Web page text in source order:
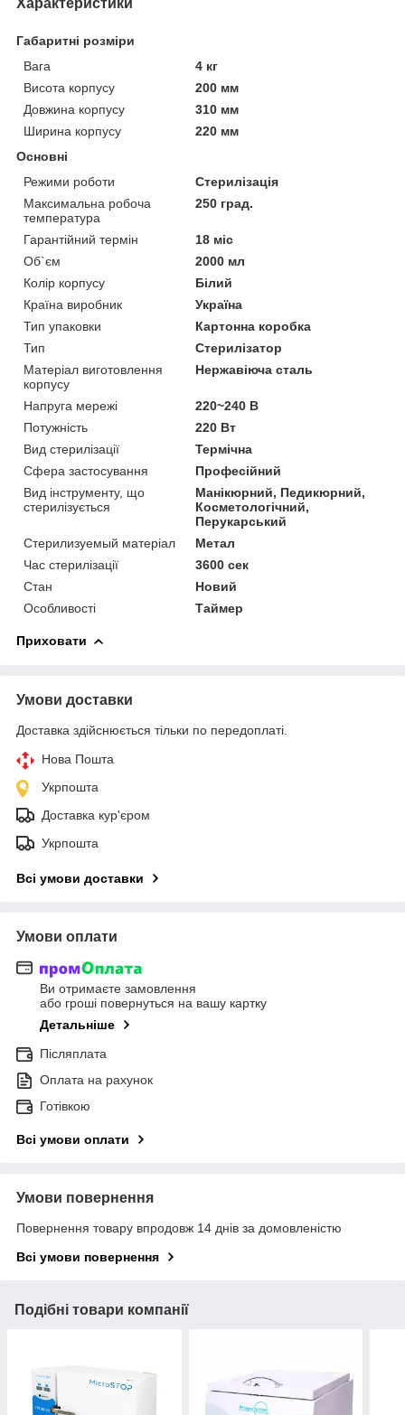
Габаритні розміри
Вага
4 кг
Висота корпусу
200 мм
Довжина корпусу
310 мм
Ширина корпусу
220 мм
Основні
Режими роботи
Стерилізація
Максимальна робоча
температура
250 град.
Гарантійний термін
18 міс
Об`єм
2000 мл
Колір корпусу
Білий
Країна виробник
Україна
Тип упаковки
Картонна коробка
Тип
Стерилізатор
Матеріал виготовлення
корпусу
Нержавіюча сталь
Напруга мережі
220~240 В
Потужність
220 Вт
Вид стерилізації
Термічна
Сфера застосування
Професійний
Вид інструменту, що
стерилізується
Манікюрний, Педикюрний,
Косметологічний,
Перукарський
Стерилизуемый матеріал
Метал
Час стерилізації
3600 сек
Стан
Новий
Особливості
Таймер
Приховати
Умови доставки
Доставка здійснюється тільки по передоплаті.
Нова Пошта
Укрпошта
Доставка кур'єром
Укрпошта
Всі умови доставки
Умови оплати
Ви отримаєте замовлення
або гроші повернуться на вашу картку
Детальніше
Післяплата
Оплата на рахунок
Готівкою
Всі умови оплати
Умови повернення
Повернення товару впродовж 14 днів за домовленістю
Всі умови повернення
Подібні товари компанії